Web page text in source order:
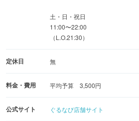
土・日・祝日
11:00〜22:00
（L.O.21:30）
定休日 無
料金・費用 平均予算 3,500円
公式サイト ぐるなび店舗サイト